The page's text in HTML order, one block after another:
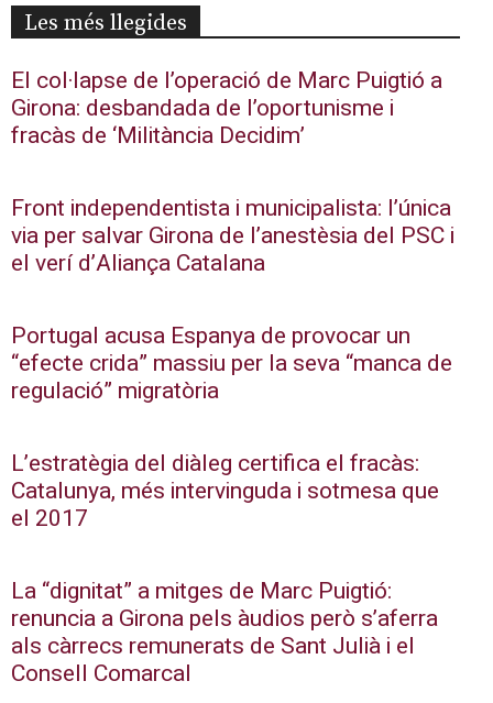
Les més llegides
El col·lapse de l’operació de Marc Puigtió a
Girona: desbandada de l’oportunisme i
fracàs de ‘Militància Decidim’
Front independentista i municipalista: l’única
via per salvar Girona de l’anestèsia del PSC i
el verí d’Aliança Catalana
Portugal acusa Espanya de provocar un
“efecte crida” massiu per la seva “manca de
regulació” migratòria
L’estratègia del diàleg certifica el fracàs:
Catalunya, més intervinguda i sotmesa que
el 2017
La “dignitat” a mitges de Marc Puigtió:
renuncia a Girona pels àudios però s’aferra
als càrrecs remunerats de Sant Julià i el
Consell Comarcal